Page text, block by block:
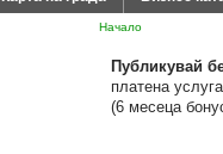
Начало
Публикувай
платена
(6 месеца